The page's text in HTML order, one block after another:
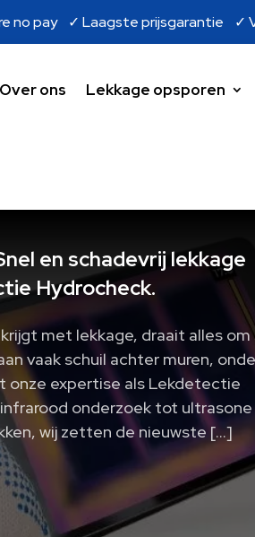
no pay ✓ Laagste prijsgarantie ✓
Over ons Lekkage opsporen
en schadevrij lekkage
Hydrocheck.
met lekkage, draait alles om
vaak schuil achter muren,
onze expertise als Lekdetectie
onderzoek tot ultrasone
wij zetten de nieuwste […]